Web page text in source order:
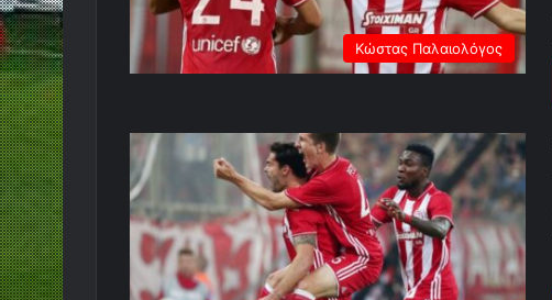
Κώστας Παλαιολόγος